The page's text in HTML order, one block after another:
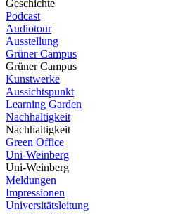
Geschichte
Podcast
Audiotour
Ausstellung
Grüner Campus
Grüner Campus
Kunstwerke
Aussichtspunkt
Learning Garden
Nachhaltigkeit
Nachhaltigkeit
Green Office
Uni-Weinberg
Uni-Weinberg
Meldungen
Impressionen
Universitätsleitung